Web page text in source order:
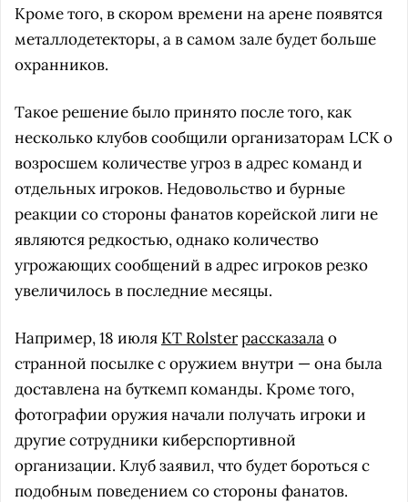
Кроме того, в скором времени на арене появятся
металлодетекторы, а в самом зале будет больше
охранников.
Такое решение было принято после того, как
несколько клубов сообщили организаторам LCK о
возросшем количестве угроз в адрес команд и
отдельных игроков. Недовольство и бурные
реакции со стороны фанатов корейской лиги не
являются редкостью, однако количество
угрожающих сообщений в адрес игроков резко
увеличилось в последние месяцы.
Например, 18 июля KT Rolsterрассказалао
странной посылке с оружием внутри — она была
доставлена на буткемп команды. Кроме того,
фотографии оружия начали получать игроки и
другие сотрудники киберспортивной
организации. Клуб заявил, что будет бороться с
подобным поведением со стороны фанатов.